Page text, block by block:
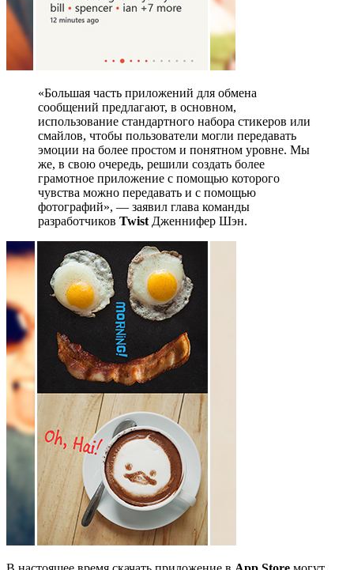
«Большая часть приложений для обмена
сообщений предлагают, в основном,
использование стандартного набора стикеров или
смайлов, чтобы пользователи могли передавать
эмоции на более простом и понятном уровне. Мы
же, в свою очередь, решили создать более
грамотное приложение с помощью которого
чувства можно передавать и с помощью
фотографий», — заявил глава команды
разработчиков Twist Дженнифер Шэн.